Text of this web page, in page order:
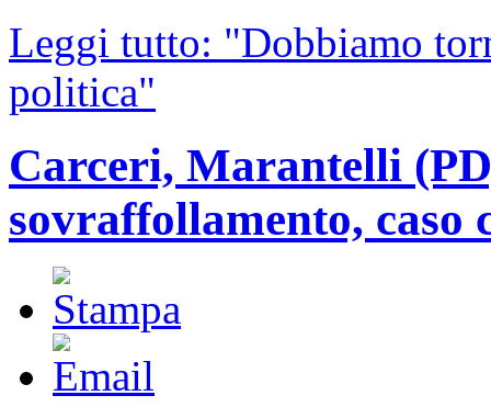
Leggi tutto: "Dobbiamo
politica"
Carceri, Marantelli
sovraffollamento, caso